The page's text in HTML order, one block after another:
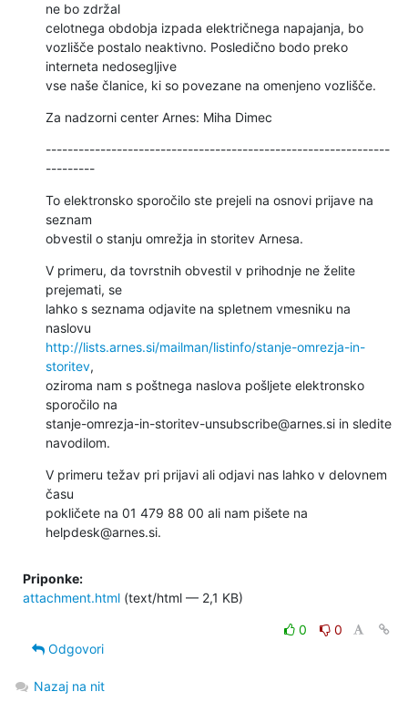
ne bo zdržal
celotnega obdobja izpada električnega napajanja, bo
vozlišče postalo neaktivno. Posledično bodo preko
interneta nedosegljive
vse naše članice, ki so povezane na omenjeno vozlišče.
Za nadzorni center Arnes: Miha Dimec
---------------------------------------------------------------
---------
To elektronsko sporočilo ste prejeli na osnovi prijave na
seznam
obvestil o stanju omrežja in storitev Arnesa.
V primeru, da tovrstnih obvestil v prihodnje ne želite
prejemati, se
lahko s seznama odjavite na spletnem vmesniku na
http://lists.arnes.si/mailman/listinfo/stanje-omrezja-in-
storitev,
oziroma nam s poštnega naslova pošljete elektronsko
sporočilo na
stanje-omrezja-in-storitev-unsubscribe@arnes.si in sledite
navodilom.
V primeru težav pri prijavi ali odjavi nas lahko v delovnem
času
pokličete na 01 479 88 00 ali nam pišete na
helpdesk@arnes.si.
Priponke:
attachment.html (text/html — 2,1 KB)
0
0
Odgovori
Nazaj na nit